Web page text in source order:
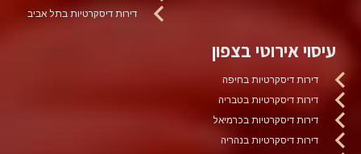
דירות דיסקרטיות בתל אביב
עיסוי אירוטי בצפון
דירות דיסקרטיות בחיפה
דירות דיסקרטיות בטבריה
דירות דיסקרטיות בכרמיאל
דירות דיסקרטיות בנהריה